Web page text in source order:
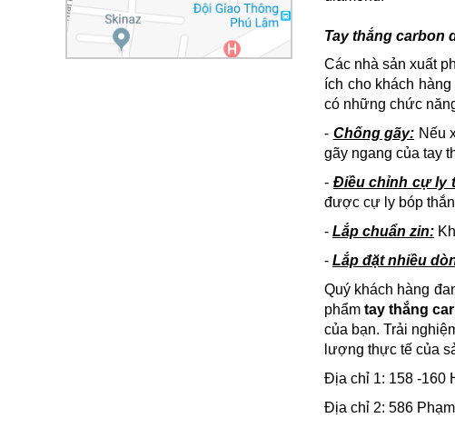
Tay thắng carbon
Các nhà sản xuất
ích cho khách
có những chức
- Chống gãy: Nếu
gãy ngang của tay
- Điều chỉnh cự ly
được cự ly bóp
- Lắp chuẩn zin:
- Lắp đặt nhiều
Quý khách hàng
phẩm tay thắng
của bạn. Trải
lượng thực tế của
Địa chỉ 1: 158 -160
Địa chỉ 2: 586